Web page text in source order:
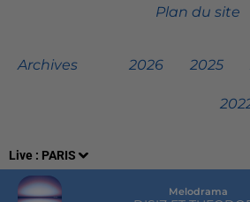
Live : PARIS
Melodrama
Plan du site
Archives 2026 2025